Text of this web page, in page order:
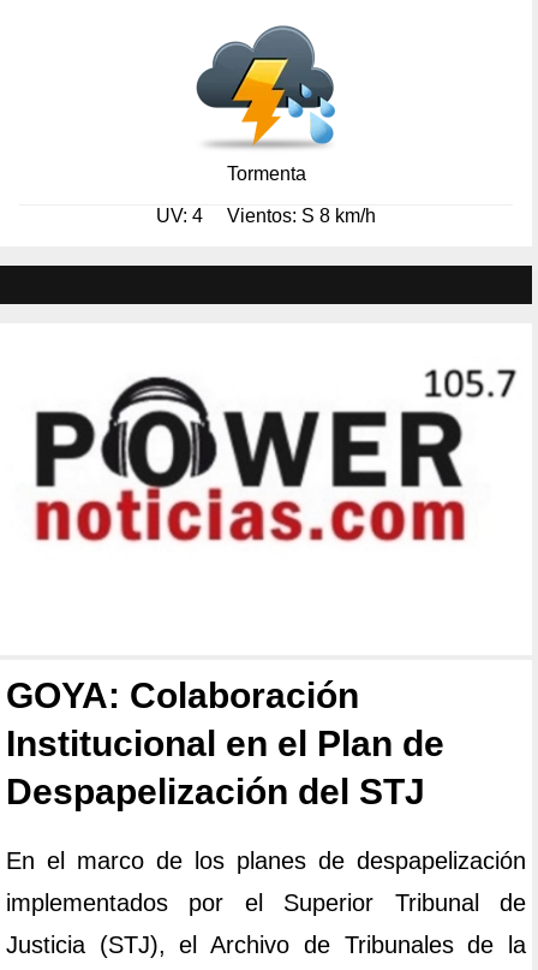
Tormenta
UV: 4 Vientos: S 8 km/h
GOYA: Colaboración
Institucional en el Plan de
Despapelización del STJ
En el marco de los planes de despapelización
implementados por el Superior Tribunal de
Justicia (STJ), el Archivo de Tribunales de la